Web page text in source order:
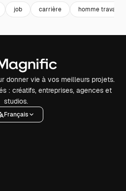
job carrière homme travail
donner vie à vos meilleurs projets.
: créatifs, entreprises, agences et
studios.
Français